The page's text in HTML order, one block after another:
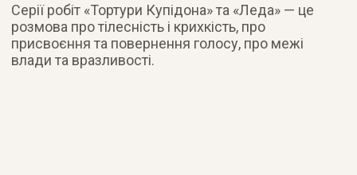
Серії робіт «Тортури Купідона» та «Леда» — це
розмова про тілесність і крихкість, про
присвоєння та повернення голосу, про межі
влади та вразливості.